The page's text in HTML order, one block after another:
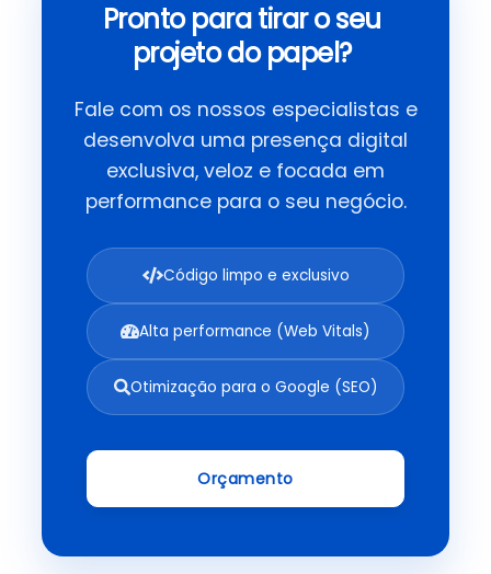
Pronto para tirar o seu
projeto do papel?
Fale com os nossos especialistas e
desenvolva uma presença digital
exclusiva, veloz e focada em
performance para o seu negócio.
Código limpo e exclusivo
Alta performance (Web Vitals)
Otimização para o Google (SEO)
Orçamento